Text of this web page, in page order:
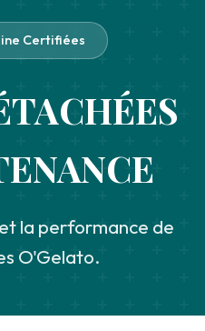
Certifiées
la performance de
O'Gelato.